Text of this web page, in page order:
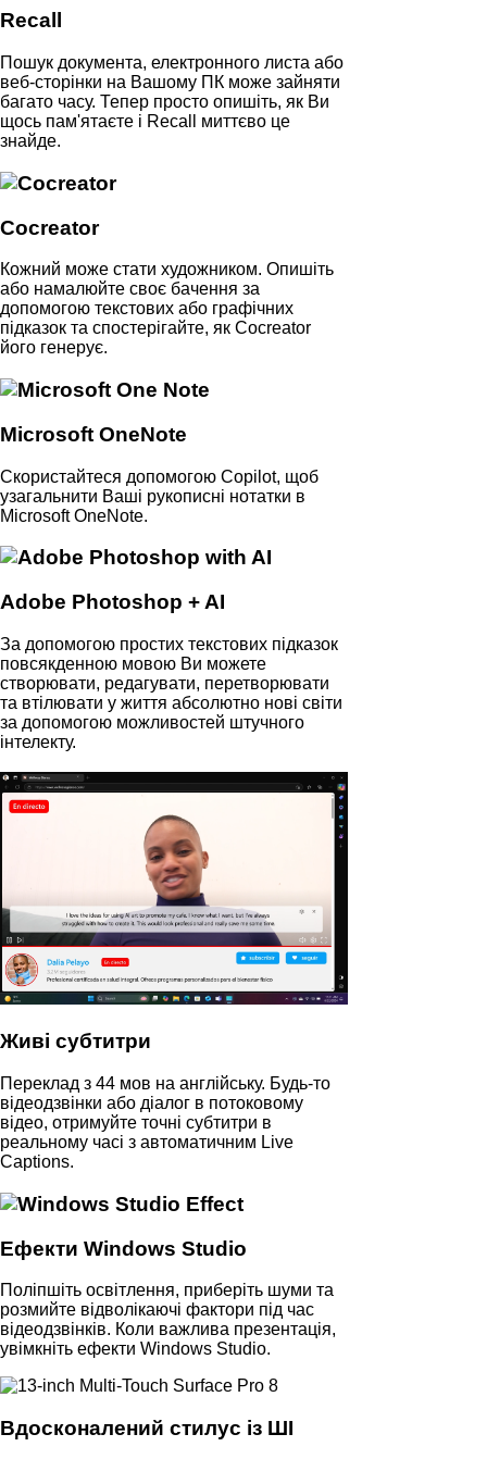
Recall
Пошук документа, електронного листа або
веб-сторінки на Вашому ПК може зайняти
багато часу. Тепер просто опишіть, як Ви
щось пам'ятаєте і Recall миттєво це
знайде.
Cocreator
Кожний може стати художником. Опишіть
або намалюйте своє бачення за
допомогою текстових або графічних
підказок та спостерігайте, як Cocreator
його генерує.
Microsoft OneNote
Скористайтеся допомогою Copilot, щоб
узагальнити Ваші рукописні нотатки в
Microsoft OneNote.
Adobe Photoshop + AI
За допомогою простих текстових підказок
повсякденною мовою Ви можете
створювати, редагувати, перетворювати
та втілювати у життя абсолютно нові світи
за допомогою можливостей штучного
інтелекту.
Живі субтитри
Переклад з 44 мов на англійську. Будь-то
відеодзвінки або діалог в потоковому
відео, отримуйте точні субтитри в
реальному часі з автоматичним Live
Captions.
Ефекти Windows Studio
Поліпшіть освітлення, приберіть шуми та
розмийте відволікаючі фактори під час
відеодзвінків. Коли важлива презентація,
увімкніть ефекти Windows Studio.
Вдосконалений стилус із ШІ